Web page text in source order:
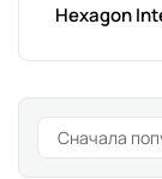
Hexagon